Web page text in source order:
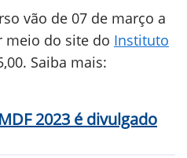
vão de 07 de março a
meio do site do Instituto
Saiba mais:
2023 é divulgado